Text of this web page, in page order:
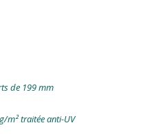
de 199 mm
m² traitée anti-UV